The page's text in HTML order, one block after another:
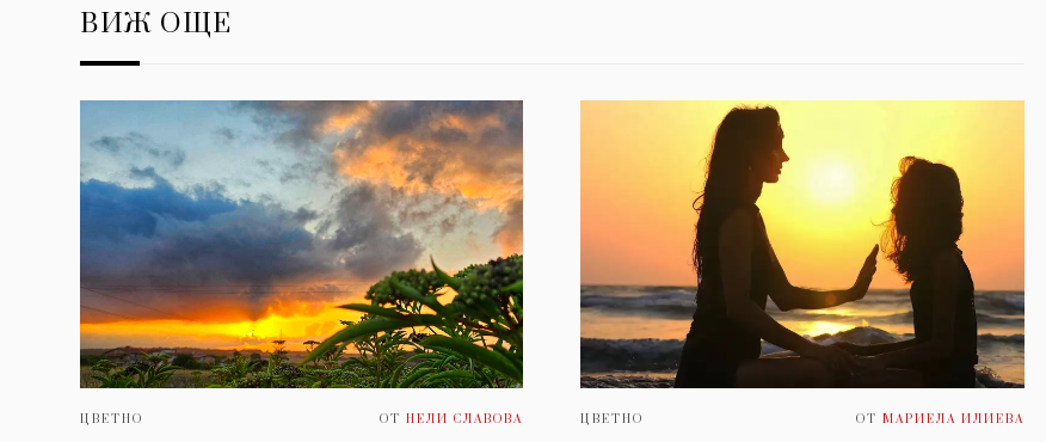
ВИЖ ОЩЕ
ЦВЕТНО ОТНЕЛИ СЛАВОВА ЦВЕТНО ОТ МАРИЕЛА ИЛИЕВА